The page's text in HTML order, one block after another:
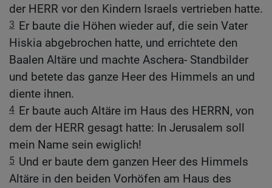
der HERR vor den Kindern Israels vertrieben hatte.
3 Er baute die Höhen wieder auf, die sein Vater
Hiskia abgebrochen hatte, und errichtete den
Baalen Altäre und machte Aschera- Standbilder
und betete das ganze Heer des Himmels an und
diente ihnen.
4 Er baute auch Altäre im Haus des HERRN, von
dem der HERR gesagt hatte: In Jerusalem soll
mein Name sein ewiglich!
5 Und er baute dem ganzen Heer des Himmels
Altäre in den beiden Vorhöfen am Haus des